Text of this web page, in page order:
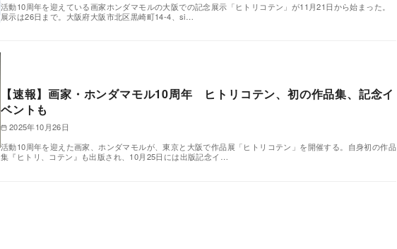
活動10周年を迎えている画家ホンダマモルの大阪での記念展示「ヒトリコテン」が11月21日から始まった。
展示は26日まで。大阪府大阪市北区黒崎町14-4、si…
【速報】画家・ホンダマモル10周年 ヒトリコテン、初の作品集、記念イ
ベントも
2025年10月26日
活動10周年を迎えた画家、ホンダマモルが、東京と大阪で作品展「ヒトリコテン」を開催する。自身初の作品
集『ヒトリ、コテン』も出版され、10月25日には出版記念イ…